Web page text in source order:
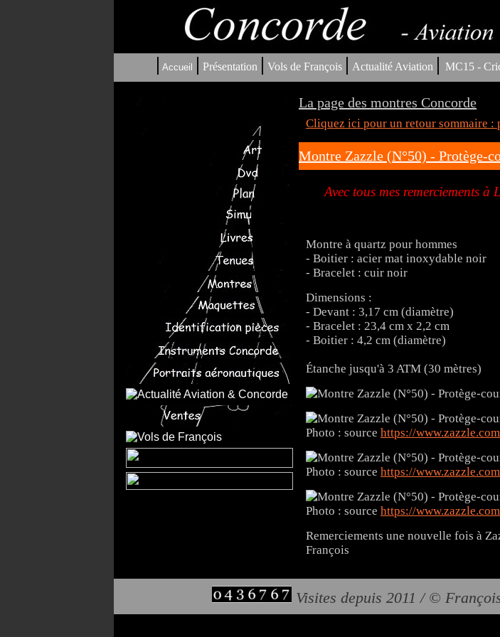
| Accueil | Présentation | Vols de François | Actualité Aviation | MC15 -
La page des montres Concorde
Cliquez ici pour un retour sommaire :
Montre Zazzle (N°50) - Protège-
Avec tous mes remerciements
Montre à quartz pour hommes
- Boitier : acier mat inoxydable noir
- Bracelet : cuir noir
Dimensions :
- Devant : 3,17 cm (diamètre)
- Bracelet : 23,4 cm x 2,2 cm
- Boitier : 4,2 cm (diamètre)
Étanche jusqu'à 3 ATM (30 mètres)
Photo : source https://
Photo : source https://
Photo : source https://
Remerciements une nouvelle fois à
François
Visites depuis 2011 / ©